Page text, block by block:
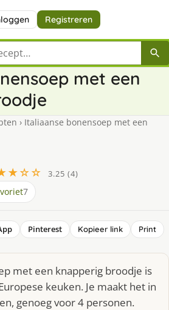
Registreren
recept
met een
› Italiaanse bonensoep met een
3.25 (4)
7
Pinterest Kopieer link Print
met een knapperig broodje is
keuken. Je maakt het in
genoeg voor 4 personen.